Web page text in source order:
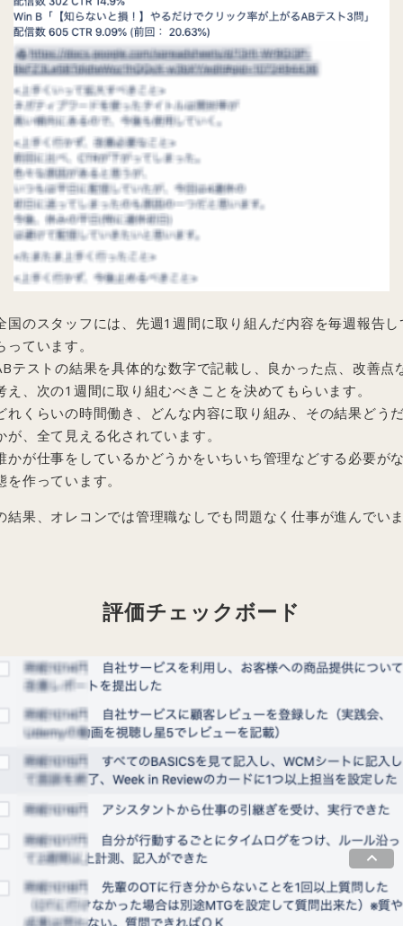
国のスタッフには、先週1週間に取り組んだ内容を毎週報告し
っています。
テストの結果を具体的な数字で記載し、良かった点、改善点
え、次の1週間に取り組むべきことを決めてもらいます。
れくらいの時間働き、どんな内容に取り組み、その結果どう
が、全て見える化されています。
かが仕事をしているかどうかをいちいち管理などする必要が
を作っています。
結果、オレコンでは管理職なしでも問題なく仕事が進んでい
評価チェックボード
keyboard_arrow_up